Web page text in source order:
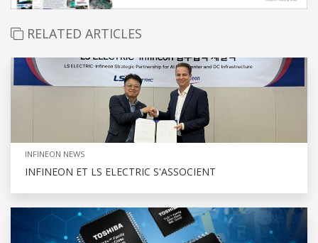
RELATED ARTICLES
INFINEON NEWS
INFINEON ET LS ELECTRIC S'ASSOCIENT